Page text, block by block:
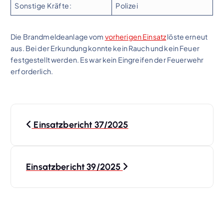
Sonstige Kräfte: Polizei
Die Brandmeldeanlage vom vorherigen Einsatzlöste erneut
aus. Bei der Erkundung konnte kein Rauch und kein Feuer
festgestellt werden. Es war kein Eingreifen der Feuerwehr
erforderlich.
Einsatzbericht 37/2025
Einsatzbericht 39/2025